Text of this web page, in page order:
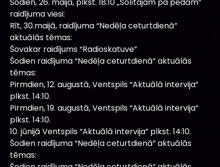
raidījuma viesi:
Rīt, 30.maijā, raidījuma “Nedēļa ceturtdienā”
aktuālās tēmas:
Šovakar raidījums “Radioskatuve”
Šodien raidījuma “Nedēļa ceturtdienā” aktuālās
tēmas:
Pirmdien, 12. augustā, Ventspils “Aktuālā intervija”
plkst. 14:10.
Pirmdien, 19. augustā, Ventspils “Aktuālā intervija”
plkst. 14:10.
10. jūnijā Ventspils “Aktuālā intervija” plkst. 14:10.
Šodien raidījuma “Nedēļa ceturtdienā” aktuālās
tēmas: